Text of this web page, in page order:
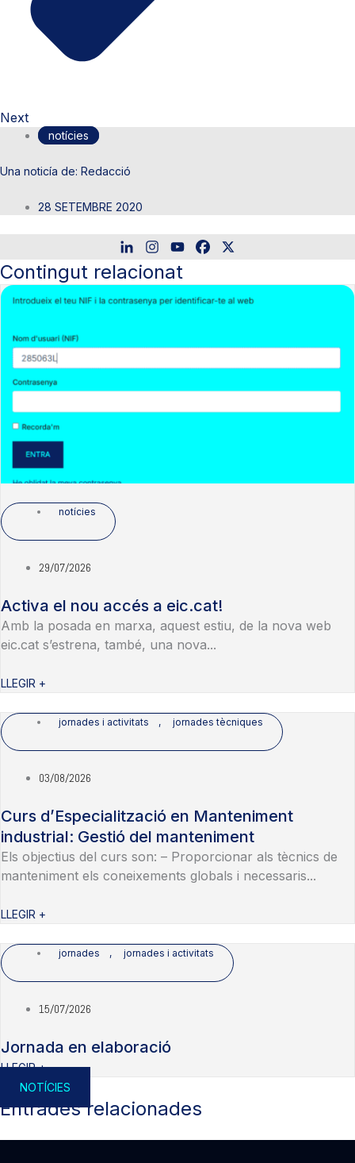
Next
notícies
Redacció
28 SETEMBRE 2020
Contingut relacionat
notícies
29/07/2026
Activa el nou accés a eic.cat!
Amb la posada en marxa, aquest estiu, de la nova web
eic.cat s’estrena, també, una nova...
LLEGIR +
jornades i activitats , jornades tècniques
03/08/2026
Curs d’Especialització en Manteniment
industrial: Gestió del manteniment
Els objectius del curs son: – Proporcionar als tècnics de
manteniment els coneixements globals i necessaris...
LLEGIR +
jornades , jornades i activitats
15/07/2026
Jornada en elaboració
LLEGIR +
NOTÍCIES
Entrades relacionades